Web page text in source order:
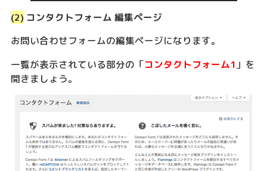
(2) コンタクトフォーム 編集ページ
お問い合わせフォームの編集ページになります。
一覧が表示されている部分の「コンタクトフォーム1 」を
開きましょう。